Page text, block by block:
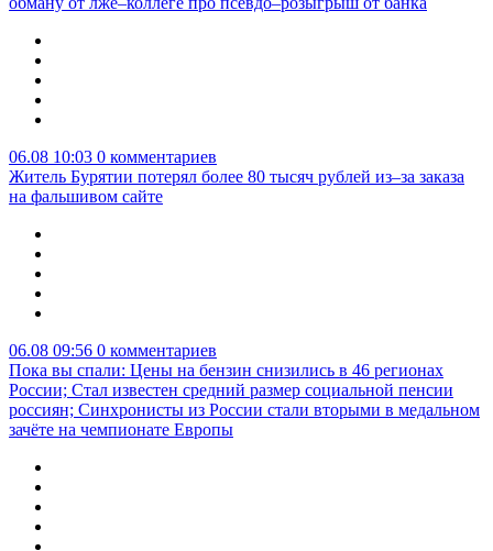
06.08 10:03 0 комментариев
Житель Бурятии потерял более 80 тысяч рублей из–за заказа
на фальшивом сайте
06.08 09:56 0 комментариев
Пока вы спали: Цены на бензин снизились в 46 регионах
России; Стал известен средний размер социальной пенсии
россиян; Синхронисты из России стали вторыми в медальном
зачёте на чемпионате Европы